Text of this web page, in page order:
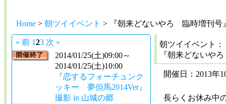
Home > 朝ツイイベント > 『朝来どないやろ 臨時増刊号
« 前 123 次 »
2014/01/25(土)09:00～
2014/01/25(土)10:00
『恋するフォーチュンク
ッキー 夢但馬2014Ver』
撮影 in 山城の郷
朝ツイイベント：
『朝来どないや
開催日：2013年
長らくお休み中